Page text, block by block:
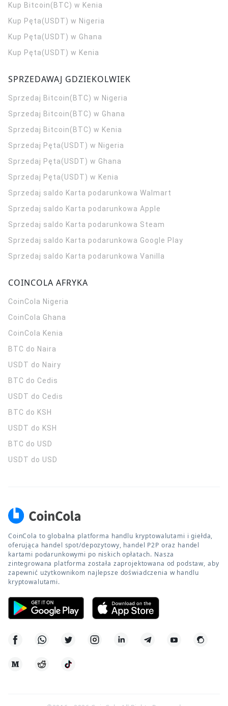
Kup Bitcoin(BTC) w Kenia
Kup Pęta(USDT) w Nigeria
Kup Pęta(USDT) w Ghana
Kup Pęta(USDT) w Kenia
SPRZEDAWAJ GDZIEKOLWIEK
Sprzedaj Bitcoin(BTC) w Nigeria
Sprzedaj Bitcoin(BTC) w Ghana
Sprzedaj Bitcoin(BTC) w Kenia
Sprzedaj Pęta(USDT) w Nigeria
Sprzedaj Pęta(USDT) w Ghana
Sprzedaj Pęta(USDT) w Kenia
Sprzedaj saldo Karta podarunkowa Walmart
Sprzedaj saldo Karta podarunkowa Apple
Sprzedaj saldo Karta podarunkowa Steam
Sprzedaj saldo Karta podarunkowa Google Play
Sprzedaj saldo Karta podarunkowa Vanilla
COINCOLA AFRYKA
CoinCola Nigeria
CoinCola Ghana
CoinCola Kenia
BTC do Naira
USDT do Nairy
BTC do Cedis
USDT do Cedis
BTC do KSH
USDT do KSH
BTC do USD
USDT do USD
CoinCola to globalna platforma handlu kryptowalutami i giełda,
oferująca handel spot/depozytowy, handel P2P oraz handel
kartami podarunkowymi po niskich opłatach. Nasza
zintegrowana platforma została zaprojektowana od podstaw, aby
zapewnić użytkownikom najlepsze doświadczenia w handlu
kryptowalutami.